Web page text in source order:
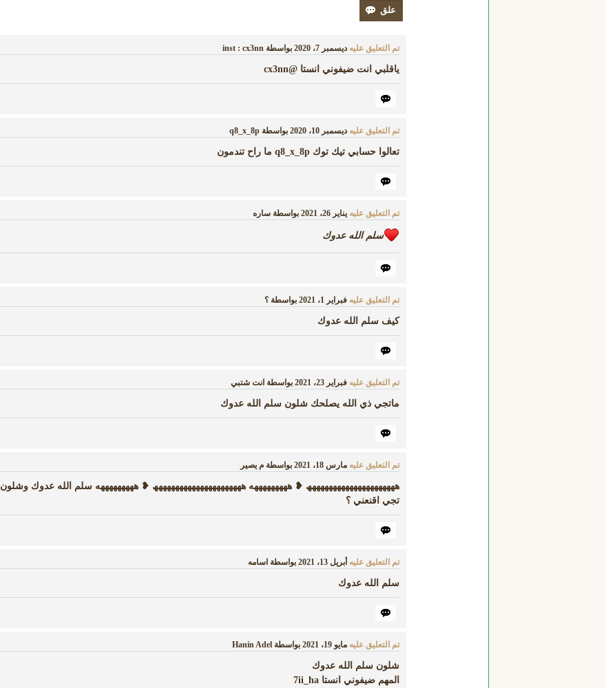
تم التعليق عليه ديسمبر 7، 2020 بواسطة inst : cx3nn
ياقلبي انت ضيفوني انستا @cx3nn
تم التعليق عليه ديسمبر 10، 2020 بواسطة q8_x_8p
تعالوا حسابي تيك توك q8_x_8p ما راح تندمون
تم التعليق عليه يناير 26، 2021 بواسطة ساره
سلم الله عدوك
تم التعليق عليه فبراير 1، 2021 بواسطة ؟
كيف سلم الله عدوك
تم التعليق عليه فبراير 23، 2021 بواسطة انت شتبي
ماتجي ذي الله يصلحك شلون سلم الله عدوك
تم التعليق عليه مارس 18، 2021 بواسطة م يصير
هههههههههههههههههههههھ ❥ هههههههههه هههههههههههههههههههههھ ❥ هههههههههه سلم الله عدوك وشلون
تجي اقنعني ؟
تم التعليق عليه أبريل 13، 2021 بواسطة اسامه
سلم الله عدوك
تم التعليق عليه مايو 19، 2021 بواسطة Hanin Adel
شلون سلم الله عدوك
المهم ضيفوني انستا 7ii_ha